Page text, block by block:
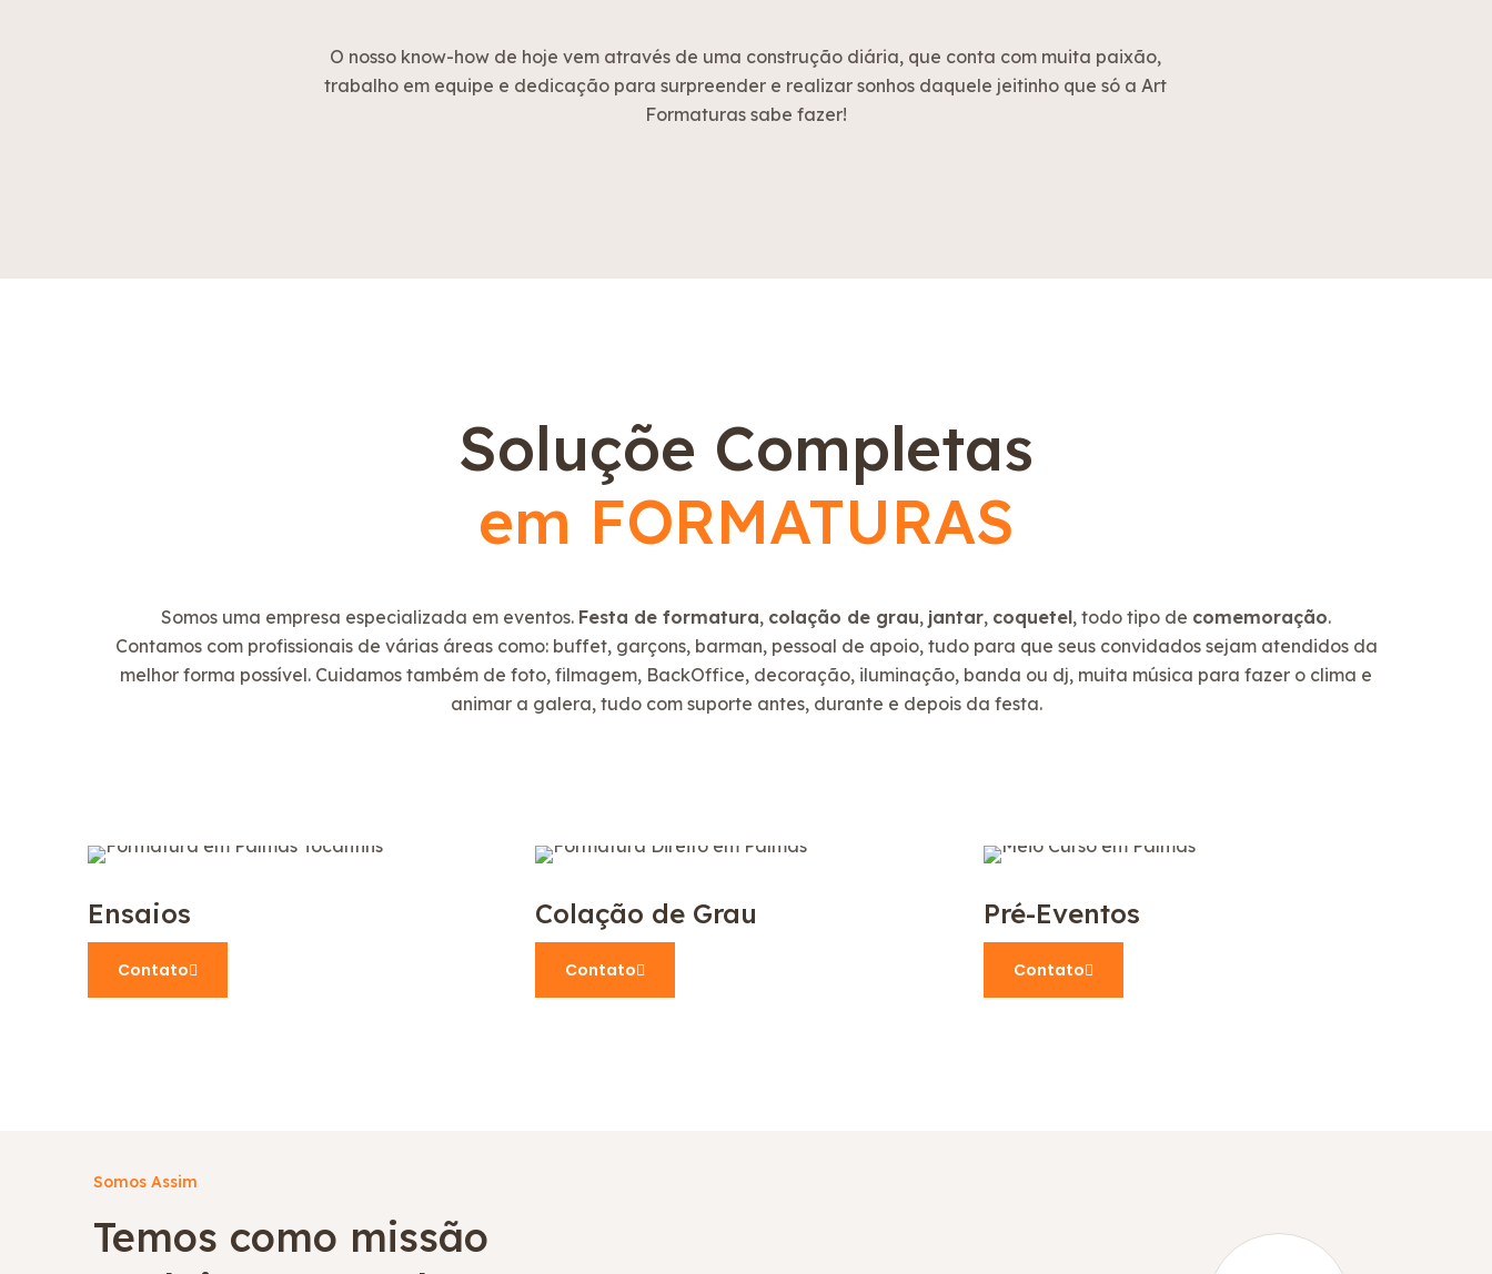
O nosso know-how de hoje vem através de uma construção diária, que conta com muita paixão,
trabalho em equipe e dedicação para surpreender e realizar sonhos daquele jeitinho que só a Art
Formaturas sabe fazer!
Soluçõe Completas
em FORMATURAS
Somos uma empresa especializada em eventos. Festa de formatura, colação de grau, jantar, coquetel, todo tipo de comemoração.
Contamos com profissionais de várias áreas como: buffet, garçons, barman, pessoal de apoio, tudo para que seus convidados sejam atendidos da
melhor forma possível. Cuidamos também de foto, filmagem, BackOffice, decoração, iluminação, banda ou dj, muita música para fazer o clima e
animar a galera, tudo com suporte antes, durante e depois da festa.
Ensaios
Contato
Colação de Grau
Contato
Pré-Eventos
Contato
Somos Assim
Temos como missão